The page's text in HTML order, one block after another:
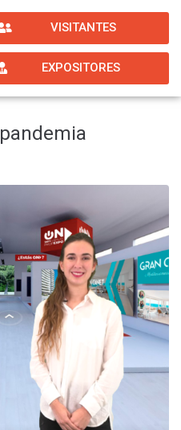
VISITANTES
EXPOSITORES
pandemia